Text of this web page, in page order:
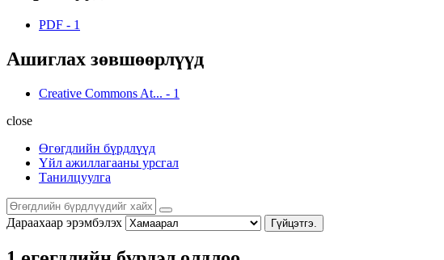
PDF - 1
Ашиглах зөвшөөрлүүд
Creative Commons At... - 1
close
Өгөгдлийн бүрдлүүд
Үйл ажиллагааны урсгал
Танилцуулга
Дараахаар эрэмбэлэх Гүйцэтгэ.